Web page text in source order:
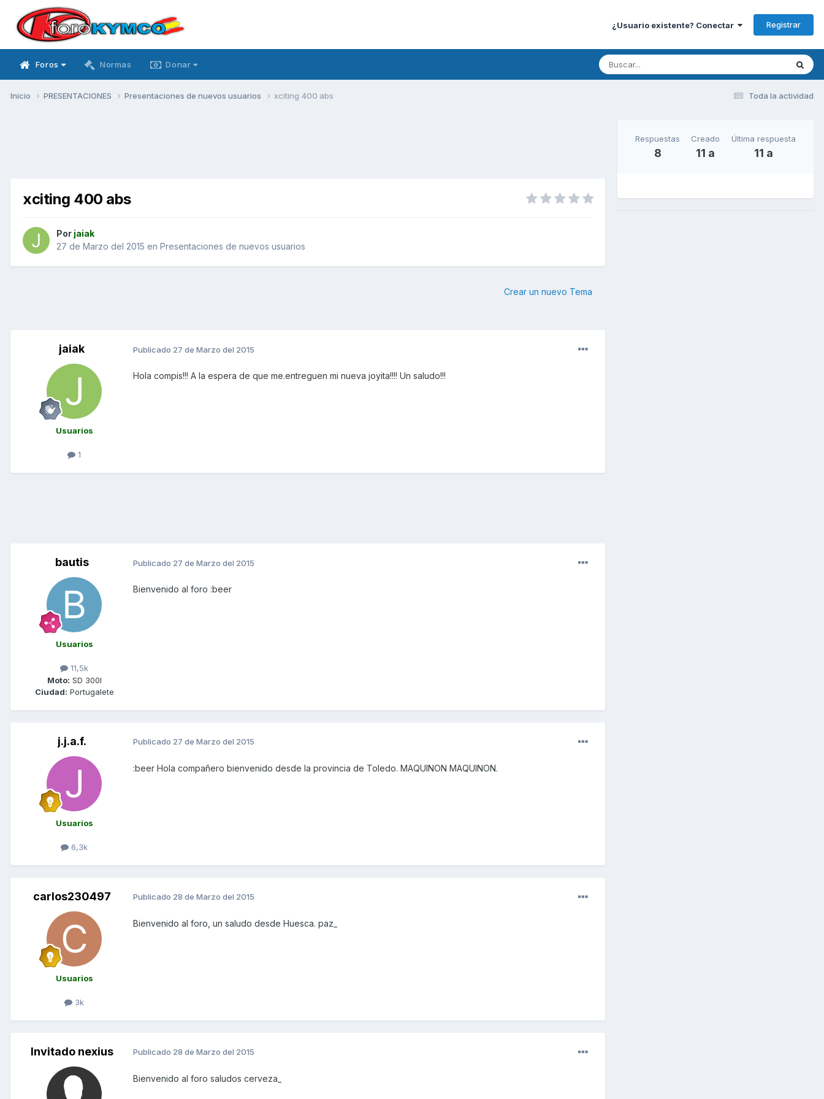
¿Usuario existente? Conectar Registrar
Foros Normas Donar
Toda la actividad
Inicio PRESENTACIONES Presentaciones de nuevos usuarios xciting 400 abs
xciting 400 abs
Por jaiak
27 de Marzo del 2015 en Presentaciones de nuevos usuarios
Crear un nuevo Tema
jaiak
Usuarios
1
Publicado 27 de Marzo del 2015
Hola compis!!! A la espera de que me.entreguen mi nueva joyita!!!! Un saludo!!!
bautis
Usuarios
11,5k
Moto: SD 300I
Ciudad: Portugalete
Publicado 27 de Marzo del 2015
Bienvenido al foro :beer
j.j.a.f.
Usuarios
6,3k
Publicado 27 de Marzo del 2015
:beer Hola compañero bienvenido desde la provincia de Toledo. MAQUINON MAQUINON.
carlos230497
Usuarios
3k
Publicado 28 de Marzo del 2015
Bienvenido al foro, un saludo desde Huesca. paz_
Invitado nexius Publicado 28 de Marzo del 2015
Bienvenido al foro saludos cerveza_
Respuestas
8
Creado
11 a
Última respuesta
11 a